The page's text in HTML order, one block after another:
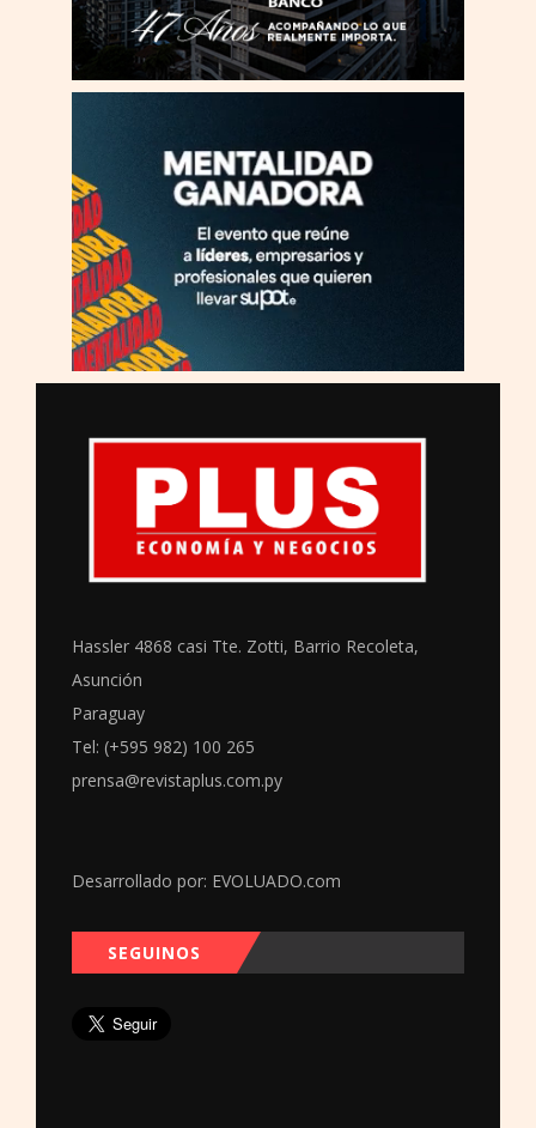
Hassler 4868 casi Tte. Zotti, Barrio Recoleta,
Asunción
Paraguay
Tel: (+595 982) 100 265
prensa@revistaplus.com.py
Desarrollado por: EVOLUADO.com
SEGUINOS